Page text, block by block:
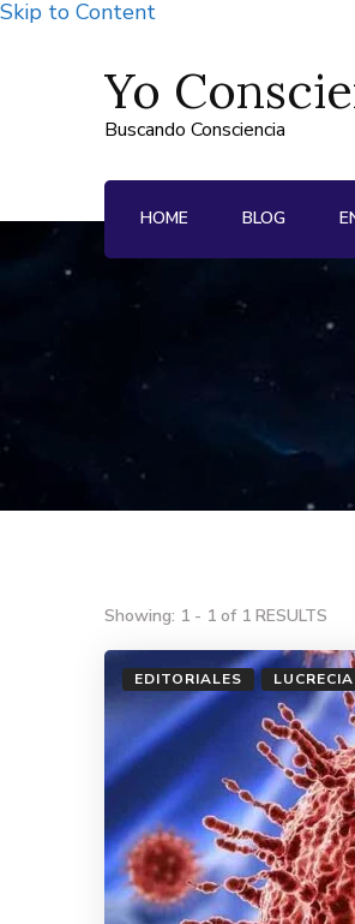
Skip to Content
Yo
Buscando Consciencia
HOME BLOG
Showing: 1 - 1 of 1 RESULTS
EDITORIALES